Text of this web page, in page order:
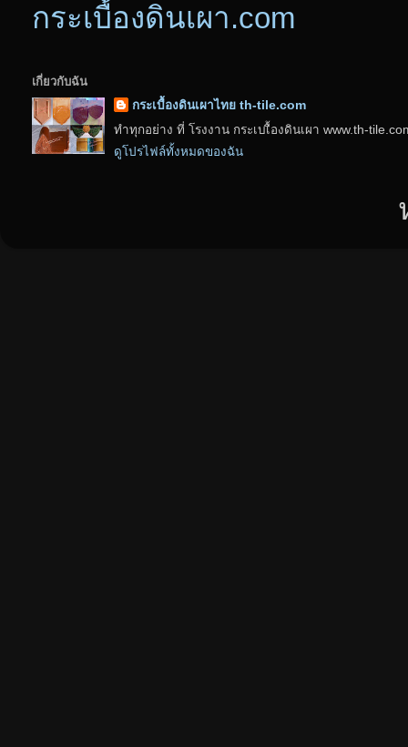
กระเบื้องดินเผา.com
เกี่ยวกับฉัน
กระเบื้องดินเผาไทย th-tile.com
ทำทุกอย่าง ที่ โรงงาน กระเบเื้องดินเผา www.th-
ดูโปรไฟล์ทั้งหมดของฉัน